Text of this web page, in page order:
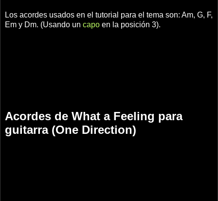
Los acordes usados en el tutorial para el tema son: Am, G, F,
Em y Dm. (Usando un capo en la posición 3).
Acordes de What a Feeling para
guitarra (One Direction)